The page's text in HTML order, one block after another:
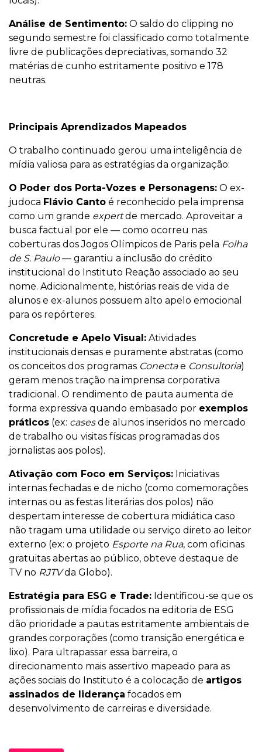
Análise de Sentimento: O saldo do clipping no
segundo semestre foi classificado como totalmente
livre de publicações depreciativas, somando 32
matérias de cunho estritamente positivo e 178
neutras.
Principais Aprendizados Mapeados
O trabalho continuado gerou uma inteligência de
mídia valiosa para as estratégias da organização:
O Poder dos Porta-Vozes e Personagens: O ex-
judoca Flávio Canto é reconhecido pela imprensa
como um grande expertde mercado. Aproveitar a
busca factual por ele — como ocorreu nas
coberturas dos Jogos Olímpicos de Paris pela Folha
de S. Paulo— garantiu a inclusão do crédito
institucional do Instituto Reação associado ao seu
nome. Adicionalmente, histórias reais de vida de
alunos e ex-alunos possuem alto apelo emocional
para os repórteres.
Concretude e Apelo Visual: Atividades
institucionais densas e puramente abstratas (como
os conceitos dos programas Conectae Consultoria)
geram menos tração na imprensa corporativa
tradicional. O rendimento de pauta aumenta de
forma expressiva quando embasado por exemplos
práticos (ex: casesde alunos inseridos no mercado
de trabalho ou visitas físicas programadas dos
jornalistas aos polos).
Ativação com Foco em Serviços: Iniciativas
internas fechadas e de nicho (como comemorações
internas ou as festas literárias dos polos) não
despertam interesse de cobertura midiática caso
não tragam uma utilidade ou serviço direto ao leitor
externo (ex: o projeto Esporte na Rua, com oficinas
gratuitas abertas ao público, obteve destaque de
TV no RJTVda Globo).
Estratégia para ESG e Trade: Identificou-se que os
profissionais de mídia focados na editoria de ESG
dão prioridade a pautas estritamente ambientais de
grandes corporações (como transição energética e
lixo). Para ultrapassar essa barreira, o
direcionamento mais assertivo mapeado para as
ações sociais do Instituto é a colocação de artigos
assinados de liderança focados em
desenvolvimento de carreiras e diversidade.